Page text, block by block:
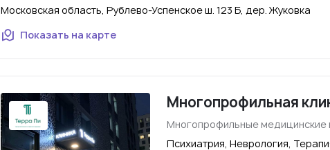
Московская область, Рублево-Успенское ш. 123 Б, дер. Жуковка
Показать на карте
Многопрофильная
Многопрофильные медицинские
Психиатрия, Неврология,